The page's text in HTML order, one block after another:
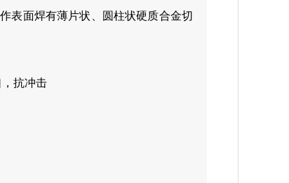
表面焊有薄片状、圆柱状硬质合金切
抗冲击